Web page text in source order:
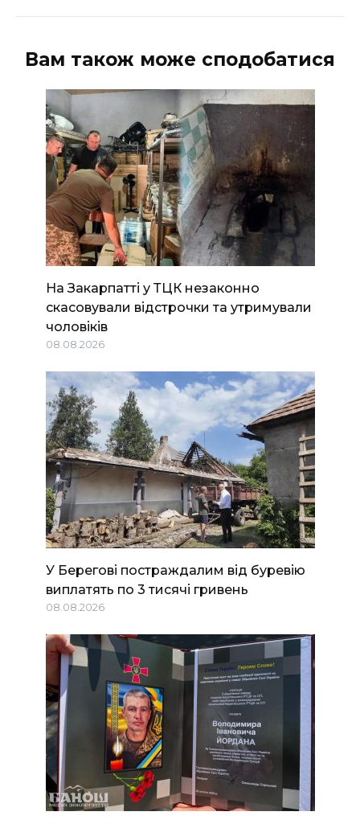
Вам також може сподобатися
На Закарпатті у ТЦК незаконно
скасовували відстрочки та утримували
чоловіків
08.08.2026
У Берегові постраждалим від буревію
виплатять по 3 тисячі гривень
08.08.2026